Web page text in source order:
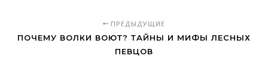
ПРЕДЫДУЩИЕ
ПОЧЕМУ ВОЛКИ ВОЮТ? ТАЙНЫ И МИФЫ ЛЕСНЫХ
ПЕВЦОВ